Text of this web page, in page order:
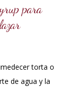
para
torta o
de agua y la